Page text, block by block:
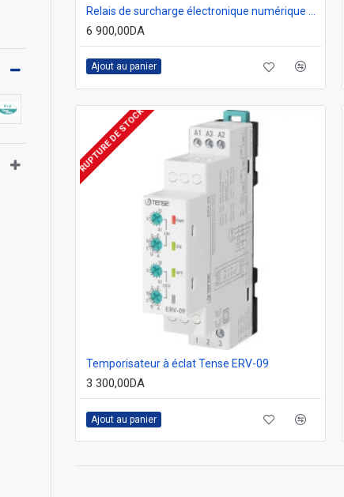
6 900,00DA
Ajout au panier
RUPTURE DE STOCK
Temporisateur à éclat Tense ERV-09
3 300,00DA
Ajout au panier